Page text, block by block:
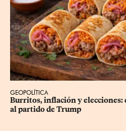
GEOPOLÍTICA
Burritos, inflación y elecciones:
al partido de Trump